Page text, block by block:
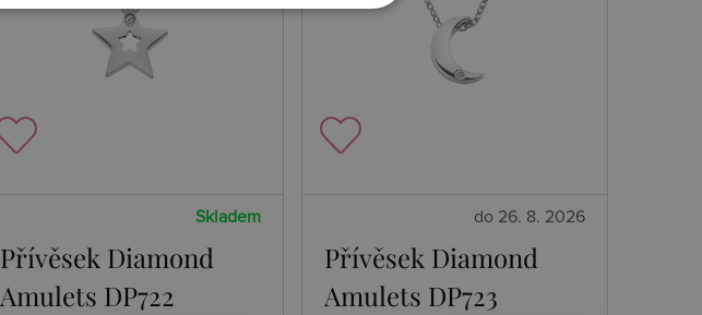
Skladem
Přívěsek Diamond
Amulets DP722
do 26. 8. 2026
Přívěsek Diamond
Amulets DP723